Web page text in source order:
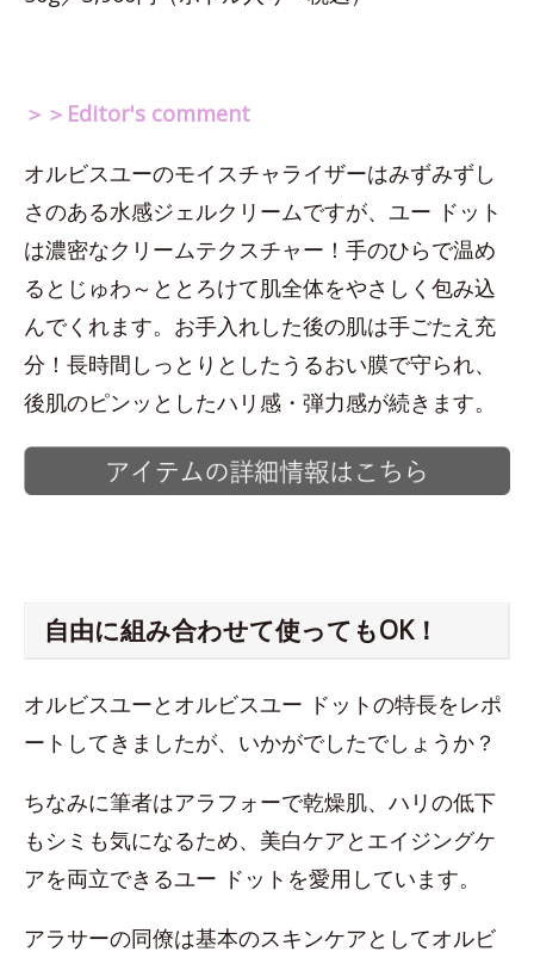
＞＞Editor's comment
オルビスユーのモイスチャライザーはみずみずし
さのある水感ジェルクリームですが、ユー ドット
は濃密なクリームテクスチャー！手のひらで温め
るとじゅわ～ととろけて肌全体をやさしく包み込
んでくれます。お手入れした後の肌は手ごたえ充
分！長時間しっとりとしたうるおい膜で守られ、
後肌のピンッとしたハリ感・弾力感が続きます。
自由に組み合わせて使ってもOK！
オルビスユーとオルビスユー ドットの特長をレポ
ートしてきましたが、いかがでしたでしょうか？
ちなみに筆者はアラフォーで乾燥肌、ハリの低下
もシミも気になるため、美白ケアとエイジングケ
アを両立できるユー ドットを愛用しています。
アラサーの同僚は基本のスキンケアとしてオルビ